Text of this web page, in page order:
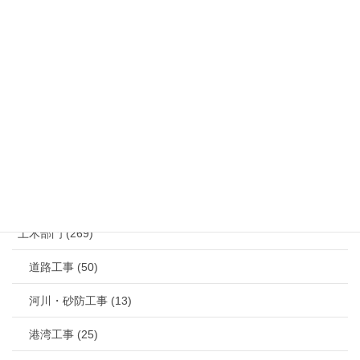
土木部門 (269)
道路工事 (50)
河川・砂防工事 (13)
港湾工事 (25)